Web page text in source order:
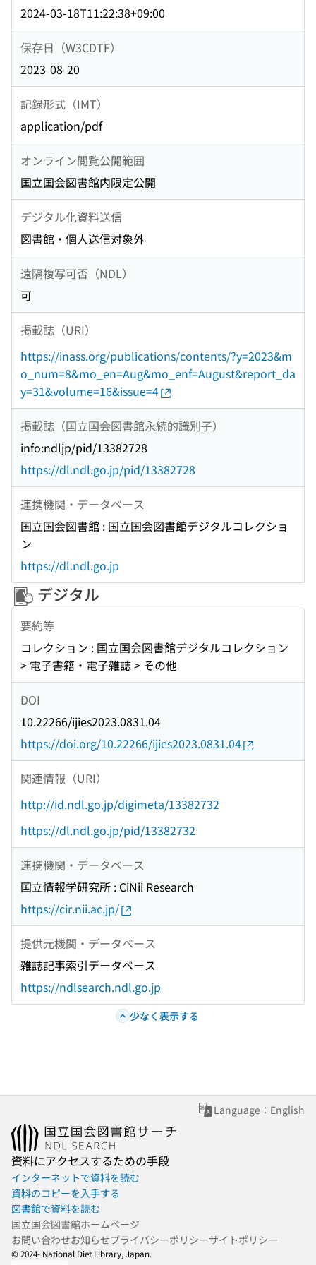
2024-03-18T11:22:38+09:00
保存日（W3CDTF）
2023-08-20
記録形式（IMT）
application/pdf
オンライン閲覧公開範囲
国立国会図書館内限定公開
デジタル化資料送信
図書館・個人送信対象外
遠隔複写可否（NDL）
可
掲載誌（URI）
https://inass.org/publications/contents/?y=2023&m
o_num=8&mo_en=Aug&mo_enf=August&report_da
y=31&volume=16&issue=4
掲載誌（国立国会図書館永続的識別子）
info:ndljp/pid/13382728
https://dl.ndl.go.jp/pid/13382728
連携機関・データベース
国立国会図書館 : 国立国会図書館デジタルコレクショ
ン
https://dl.ndl.go.jp
デジタル
要約等
コレクション : 国立国会図書館デジタルコレクション
> 電子書籍・電子雑誌 > その他
DOI
10.22266/ijies2023.0831.04
https://doi.org/10.22266/ijies2023.0831.04
関連情報（URI）
http://id.ndl.go.jp/digimeta/13382732
https://dl.ndl.go.jp/pid/13382732
連携機関・データベース
国立情報学研究所 : CiNii Research
https://cir.nii.ac.jp/
提供元機関・データベース
雑誌記事索引データベース
https://ndlsearch.ndl.go.jp
少なく表示する
Language：English
資料にアクセスするための手段
インターネットで資料を読む
資料のコピーを入手する
図書館で資料を読む
国立国会図書館ホームページ
お問い合わせお知らせプライバシーポリシーサイトポリシー
© 2024- National Diet Library, Japan.